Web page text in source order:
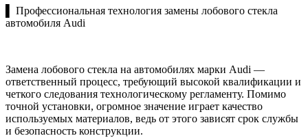
▌ Профессиональная технология замены лобового стекла
автомобиля Audi
Замена лобового стекла на автомобилях марки Audi —
ответственный процесс, требующий высокой квалификации и
четкого следования технологическому регламенту. Помимо
точной установки, огромное значение играет качество
используемых материалов, ведь от этого зависят срок службы
и безопасность конструкции.